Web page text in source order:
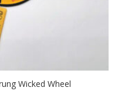
Wicked Wheel